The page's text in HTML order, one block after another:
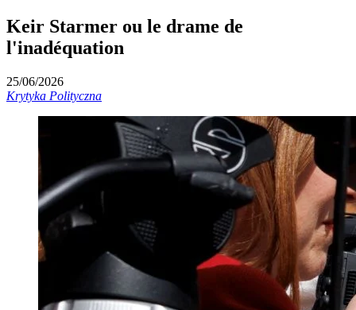
Keir Starmer ou le drame de
l'inadéquation
25/06/2026
Krytyka Polityczna